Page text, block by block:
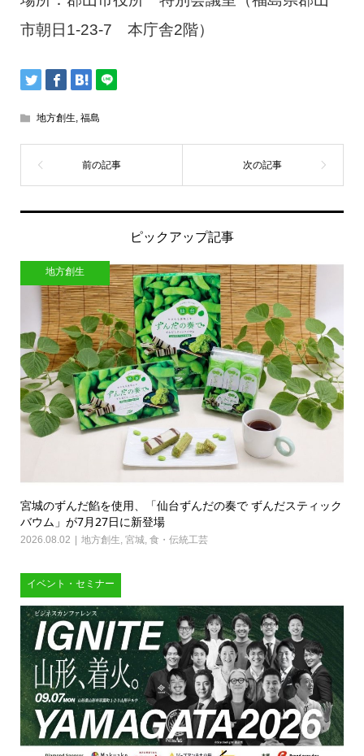
市朝日1-23-7 本庁舎2階）
地方創生, 福島
ピックアップ記事
地方創生
宮城のずんだ餡を使用、「仙台ずんだの奏で ずんだスティック
バウム」が7月27日に新登場
2026.08.02 地方創生 宮城 食・伝統工芸
イベント・セミナー